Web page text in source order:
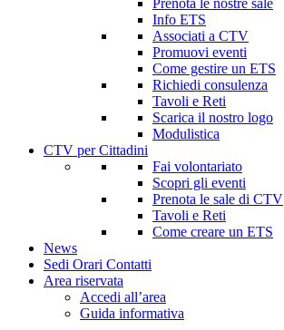
Prenota le nostre sale
Info ETS
Associati a CTV
Promuovi eventi
Come gestire un ETS
Richiedi consulenza
Tavoli e Reti
Scarica il nostro logo
Modulistica
CTV per Cittadini
Fai volontariato
Scopri gli eventi
Prenota le sale di CTV
Tavoli e Reti
Come creare un ETS
News
Sedi Orari Contatti
Area riservata
Accedi all’area
Guida informativa